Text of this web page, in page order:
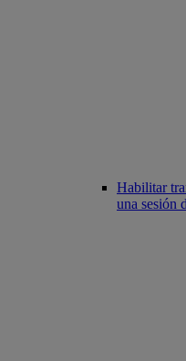
Habilitar
una sesión